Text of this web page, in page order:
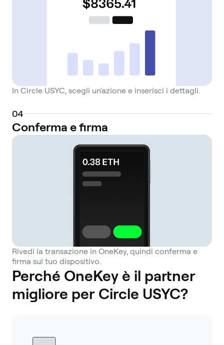
In Circle USYC, scegli un'azione e inserisci i dettagli.
04
Conferma e firma
Rivedi la transazione in OneKey, quindi conferma e
firma sul tuo dispositivo.
Perché OneKey è il partner
migliore per Circle USYC?